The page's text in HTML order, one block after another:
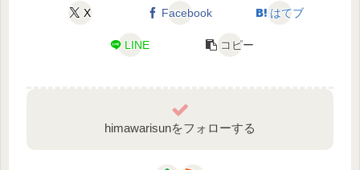
X Facebook はてブ
LINE コピー
himawarisunをフォローする